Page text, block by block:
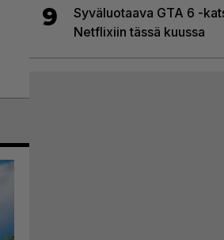
9
Syväluotaava GTA 6 -
Netflixiin tässä kuussa